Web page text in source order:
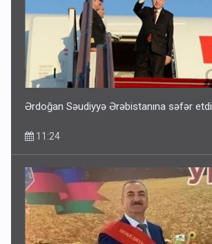
Ərdoğan Səudiyyə Ərəbistanına səfər etdi
11:24